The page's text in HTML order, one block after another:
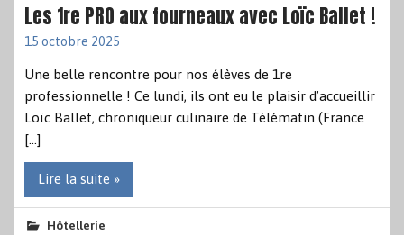
Les 1re PRO aux fourneaux avec Loïc Ballet !
15 octobre 2025
Une belle rencontre pour nos élèves de 1re
professionnelle ! Ce lundi, ils ont eu le plaisir d’accueillir
Loïc Ballet, chroniqueur culinaire de Télématin (France
[…]
Lire la suite »
Hôtellerie